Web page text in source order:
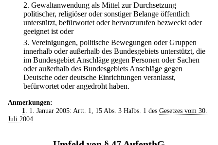
2. Gewaltanwendung als Mittel zur Durchsetzung
politischer, religiöser oder sonstiger Belange öffentlich
unterstützt, befürwortet oder hervorzurufen bezweckt oder
geeignet ist oder
3. Vereinigungen, politische Bewegungen oder Gruppen
innerhalb oder außerhalb des Bundesgebiets unterstützt, die
im Bundesgebiet Anschläge gegen Personen oder Sachen
oder außerhalb des Bundesgebiets Anschläge gegen
Deutsche oder deutsche Einrichtungen veranlasst,
befürwortet oder angedroht haben.
Anmerkungen:
1
. 1. Januar 2005: Artt. 1, 15 Abs. 3 Halbs. 1 des Gesetzes vom 30.
Juli 2004